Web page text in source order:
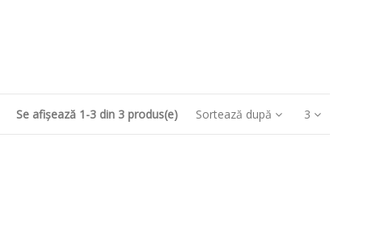
Se afișează 1-3 din 3 produs(e) Sortează după 3